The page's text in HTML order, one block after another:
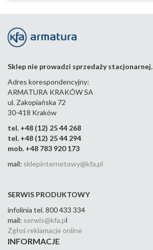
Sklep nie prowadzi sprzedaży stacjonarnej.
Adres korespondencyjny:
ARMATURA KRAKÓW SA
ul. Zakopiańska 72
30-418 Kraków
tel. +48 (12) 25 44 268
tel. +48 (12) 25 44 294
mob. +48 783 920 173
mail: sklepinternetowy@kfa.pl
SERWIS PRODUKTOWY
infolinia tel. 800 433 334
mail: serwis@kfa.pl
Zgłoś reklamacje online
INFORMACJE